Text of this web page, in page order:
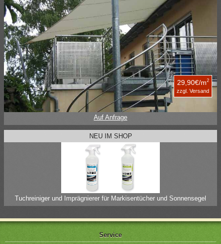
29,90€/m2
zzgl. Versand
Auf Anfrage
NEU IM SHOP
Tuchreiniger und Imprägnierer für Markisentücher und Sonnensegel
Service